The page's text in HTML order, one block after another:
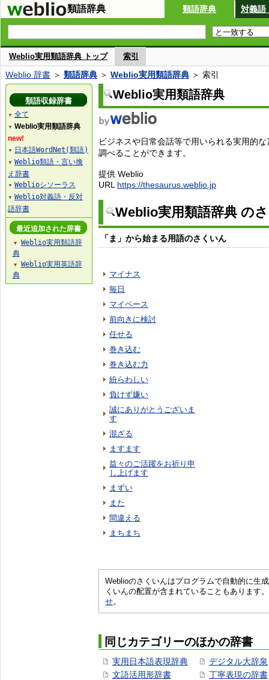
類語辞典 類語辞典 対義語
Weblio実用類語辞典 トップ 索引
Weblio 辞書 ＞ 類語辞典 ＞ Weblio実用類語辞典 ＞ 索引
Weblio実用類語辞典
ビジネスや日常会話等で用いられる実用的
調べることができます。
提供 Weblio
URL https://thesaurus.weblio.jp
Weblio実用類語辞典 の
「ま」から始まる用語のさくいん
マイナス
毎日
マイペース
前向きに検討
任せる
巻き込む
巻き込む力
紛らわしい
負けず嫌い
誠にありがとうございま
す
混ざる
ますます
益々のご活躍をお祈り申
し上げます
まずい
また
間違える
まちまち
Weblioのさくいんはプログラムで自動的に生
くいんの配置が含まれていることもあります
せ。
同じカテゴリーのほかの辞書
実用日本語表現辞典
文語活用形辞書
デジタル大辞泉
丁寧表現の辞書
類語収録辞書
▼ 全て
▼ Weblio実用類語辞典
new!
▼ 日本語WordNet(類語)
▼ Weblio類語・言い換
え辞書
▼ Weblioシソーラス
▼ Weblio対義語・反対
語辞書
最近追加された辞書
▼
Weblio実用類語辞
典
▼
Weblio実用英語辞
典